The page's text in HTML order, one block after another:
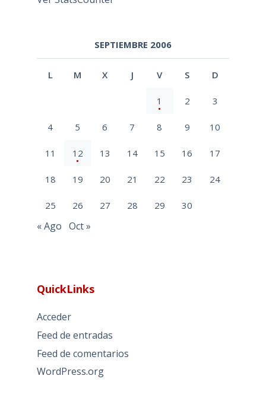
SEPTIEMBRE 2006
L M X J V S D
1 2 3
4 5 6 7 8 9 10
11 12 13 14 15 16 17
18 19 20 21 22 23 24
25 26 27 28 29 30
« Ago Oct »
QuickLinks
Acceder
Feed de entradas
Feed de comentarios
WordPress.org